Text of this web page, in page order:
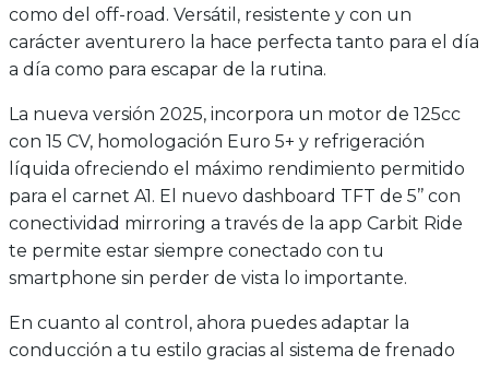
como del off-road. Versátil, resistente y con un
carácter aventurero la hace perfecta tanto para el día
a día como para escapar de la rutina.
La nueva versión 2025, incorpora un motor de 125cc
con 15 CV, homologación Euro 5+ y refrigeración
líquida ofreciendo el máximo rendimiento permitido
para el carnet A1. El nuevo dashboard TFT de 5’’ con
conectividad mirroring a través de la app Carbit Ride
te permite estar siempre conectado con tu
smartphone sin perder de vista lo importante.
En cuanto al control, ahora puedes adaptar la
conducción a tu estilo gracias al sistema de frenado